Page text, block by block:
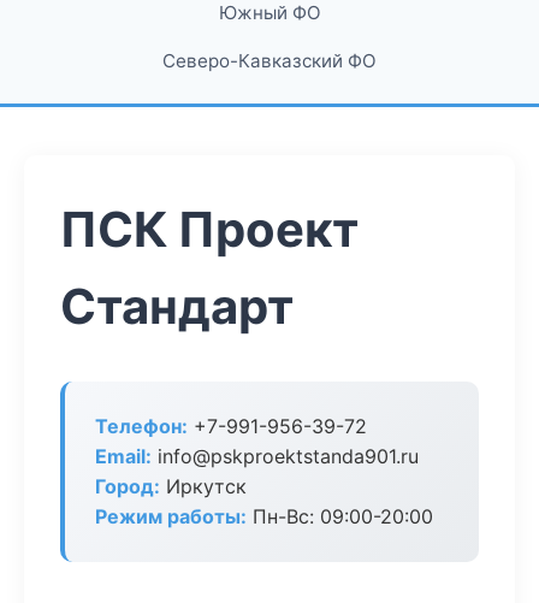
Южный ФО
Северо-Кавказский ФО
ПСК Проект
Стандарт
Телефон: +7-991-956-39-72
Email: info@pskproektstanda901.ru
Город: Иркутск
Режим работы: Пн-Вс: 09:00-20:00